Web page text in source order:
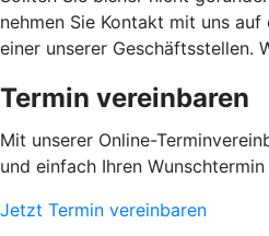
nehmen Sie Kontakt mit uns
einer unserer Geschäftsstellen.
Termin vereinbaren
Mit unserer Online-
und einfach Ihren Wunschtermin
Jetzt Termin vereinbaren